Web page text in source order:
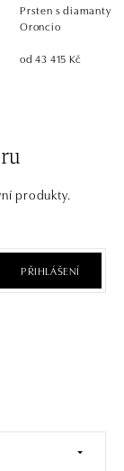
Prsten s diamanty
Oroncio
od 43 415 Kč
produkty.
PŘIHLÁŠENÍ